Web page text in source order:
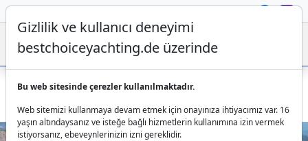
Fethiye’de 6 kabinli Gulet Pronto White kiralama
Gizlilik ve kullanıcı deneyimi
bestchoiceyachting.de üzerinde
Bu web sitesinde çerezler kullanılmaktadır.
Web sitemizi kullanmaya devam etmek için onayınıza ihtiyacımız var. 16
yaşın altındaysanız ve isteğe bağlı hizmetlerin kullanımına izin vermek
istiyorsanız, ebeveynlerinizin izni gereklidir.